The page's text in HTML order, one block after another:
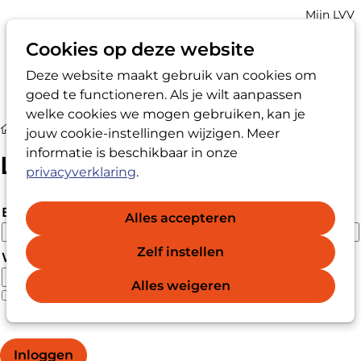
Cookies op deze website
Deze website maakt gebruik van cookies om
goed te functioneren. Als je wilt aanpassen
welke cookies we mogen gebruiken, kan je
jouw cookie-instellingen wijzigen. Meer
informatie is beschikbaar in onze
privacyverklaring.
Alles accepteren
Zelf instellen
Alles weigeren
Zoek
Account
Mijn LVV
Login
Login
E-mailadres
Wachtwoord
Wachtwoord weergeven
Wachtwoord vergeten?
Inloggen